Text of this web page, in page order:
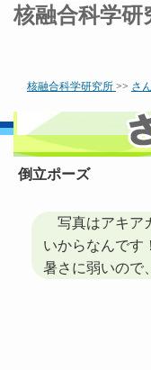
核融合科学研
核融合科学研究所 >> さ
倒立ポーズ
写真はアキア
いからなんです
暑さに弱いので